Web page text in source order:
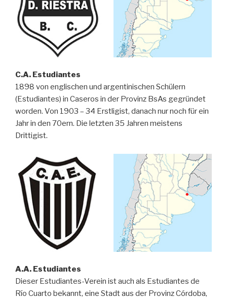
C.A. Estudiantes
1898 von englischen und argentinischen Schülern
(Estudiantes) in Caseros in der Provinz BsAs gegründet
worden. Von 1903 – 34 Erstligist, danach nur noch für ein
Jahr in den 70ern. Die letzten 35 Jahren meistens
Drittigist.
A.A. Estudiantes
Dieser Estudiantes-Verein ist auch als Estudiantes de
Río Cuarto bekannt, eine Stadt aus der Provinz Córdoba,